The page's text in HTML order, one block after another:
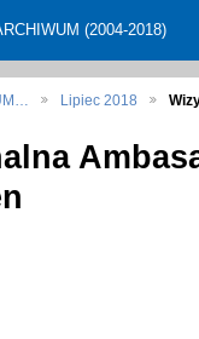
(2004-2018)
Lipiec 2018